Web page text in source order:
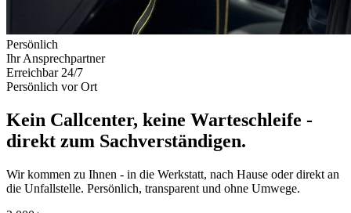
Persönlich
Ihr Ansprechpartner
Erreichbar 24/7
Persönlich vor Ort
Kein Callcenter, keine Warteschleife -
direkt zum Sachverständigen.
Wir kommen zu Ihnen - in die Werkstatt, nach Hause oder direkt an
die Unfallstelle. Persönlich, transparent und ohne Umwege.